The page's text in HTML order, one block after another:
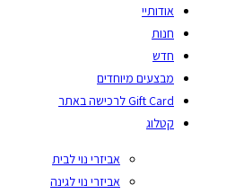
אודותיי
חנות
חדש
מבצעים מיוחדים
Gift Card לרכישה באתר
קטלוג
אביזרי נוי לבית
אביזרי נוי לגינה